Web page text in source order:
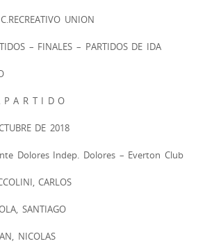
UNION
– FINALES – PARTIDOS DE IDA
P A R T I D O
DE 2018
Dolores Indep. Dolores – Everton Club
CARLOS
SANTIAGO
NICOLAS